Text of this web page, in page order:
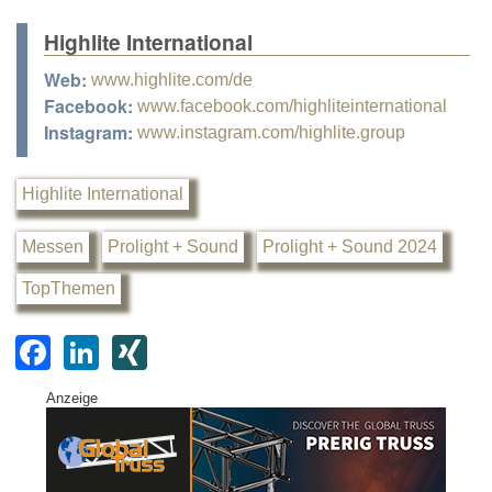
Highlite International
Web: www.highlite.com/de
Facebook: www.facebook.com/highliteinternational
Instagram: www.instagram.com/highlite.group
Highlite International
Messen Prolight + Sound Prolight + Sound 2024
TopThemen
F
a
c
e
Li
k
e
G
Anzeige